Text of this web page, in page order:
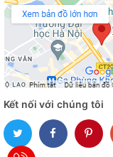
Kết nối với chúng tôi